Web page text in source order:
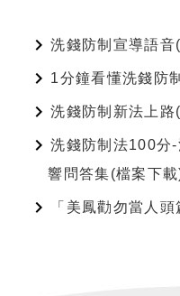
洗錢防制宣導語音
1分鐘看懂洗錢防
洗錢防制新法上路
洗錢防制法100分
響問答集(檔案下載
「美鳳勸勿當人